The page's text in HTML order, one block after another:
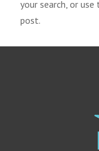
your search, or
post.